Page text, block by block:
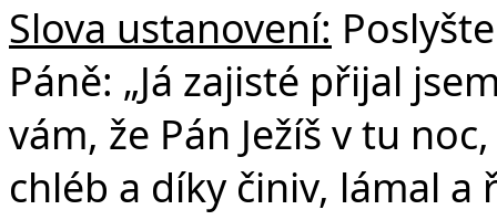
Slova ustanovení:
Páně: „Já zajisté přijal
vám, že Pán Ježíš v tu
chléb a díky činiv, lámal a